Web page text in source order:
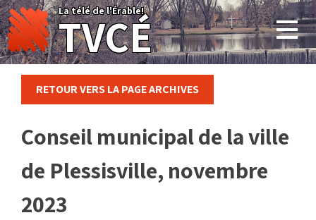
Skip
to
content
La télé de l'Érable!
TVCÉ
RETOUR VERS LA PAGE ARCHIVES
Conseil municipal de la ville
de Plessisville, novembre
2023